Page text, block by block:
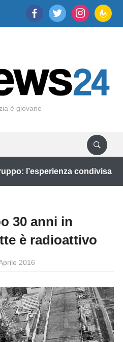
facebooktwitter instagram
è giovane
l’esperienza condivisa
30 anni in
è radioattivo
2016